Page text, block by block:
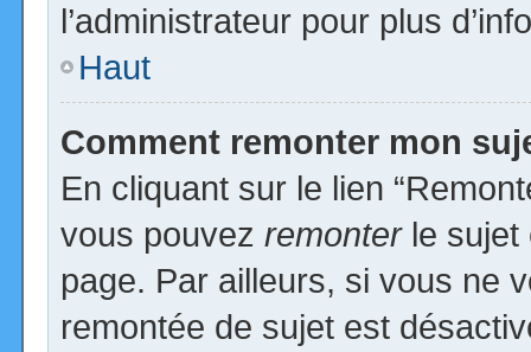
l’administrateur pour plus
Haut
Comment remonter mon
En cliquant sur le lien
vous pouvez remonterle sujet
page. Par ailleurs, si vous ne
remontée de sujet est